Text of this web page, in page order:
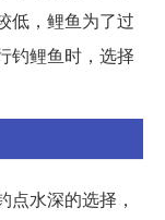
低，鲤鱼为了过
钓鲤鱼时，选择
水深的选择，